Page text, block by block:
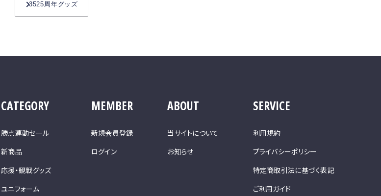
3525周年グッズ
CATEGORY
勝点連動セール
新商品
応援・観戦グッズ
ユニフォーム
MEMBER
新規会員登録
ログイン
ABOUT
当サイトについて
お知らせ
SERVICE
利用規約
プライバシーポリシー
特定商取引法に基づく表記
ご利用ガイド